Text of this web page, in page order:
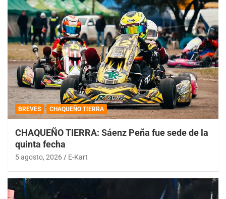
BREVES CHAQUEÑO TIERRA
CHAQUEÑO TIERRA: Sáenz Peña fue sede de la
quinta fecha
5 agosto, 2026 E-Kart